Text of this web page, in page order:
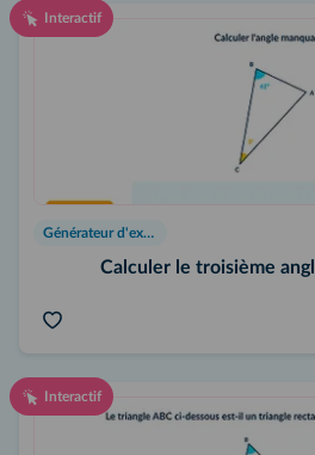
Interactif
Générateur d'exercices
Calculer le troisième
Interactif